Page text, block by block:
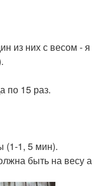
из них с весом - я
по 15 раз.
(1-1, 5 мин).
быть на весу а